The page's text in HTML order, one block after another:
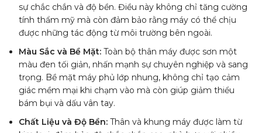
sự chắc chắn và độ bền. Điều này không chỉ tăng cường
tính thẩm mỹ mà còn đảm bảo rằng máy có thể chịu
được những tác động từ môi trường bên ngoài.
Màu Sắc và Bề Mặt: Toàn bộ thân máy được sơn một
màu đen tối giản, nhấn mạnh sự chuyên nghiệp và sang
trọng. Bề mặt máy phủ lớp nhung, không chỉ tạo cảm
giác mềm mại khi chạm vào mà còn giúp giảm thiểu
bám bụi và dấu vân tay.
Chất Liệu và Độ Bền: Thân và khung máy được làm từ